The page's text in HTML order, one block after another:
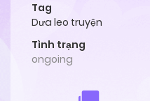
Tag
Dưa leo truyện
Tình trạng
ongoing